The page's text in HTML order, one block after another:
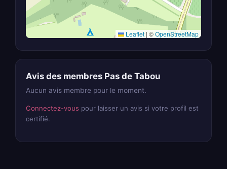
Leaflet | ©OpenStreetMap
Avis des membres Pas de Tabou
Aucun avis membre pour le moment.
Connectez-vous pour laisser un avis si votre profil est
certifié.